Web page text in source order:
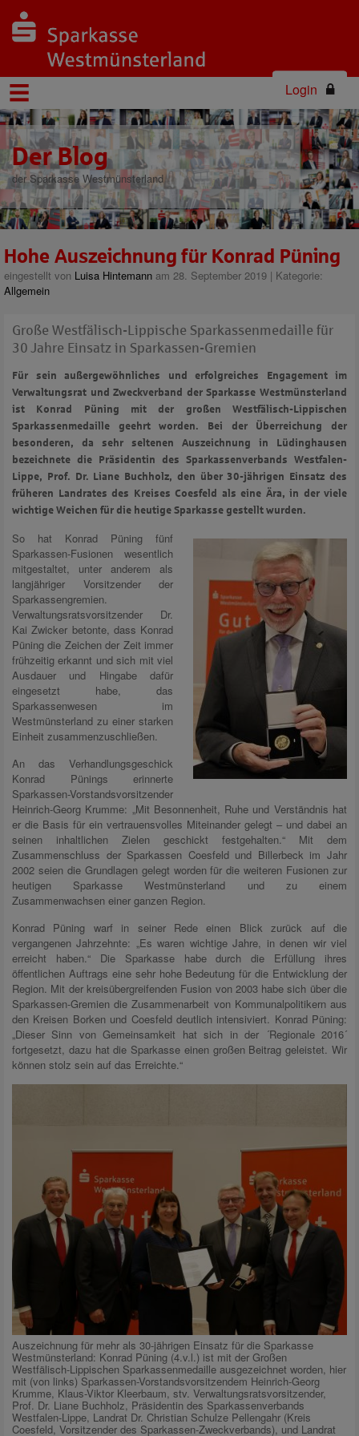
Login
Der Blog
der Sparkasse Westmünsterland
Hohe Auszeichnung für Konrad Püning
eingestellt von Luisa Hintemann am 28. September 2019 | Kategorie:
Allgemein
Große Westfälisch-Lippische Sparkassenmedaille für
30 Jahre Einsatz in Sparkassen-Gremien
Für sein außergewöhnliches und erfolgreiches Engagement im
Verwaltungsrat und Zweckverband der Sparkasse Westmünsterland
ist Konrad Püning mit der großen Westfälisch-Lippischen
Sparkassenmedaille geehrt worden. Bei der Überreichung der
besonderen, da sehr seltenen Auszeichnung in Lüdinghausen
bezeichnete die Präsidentin des Sparkassenverbands Westfalen-
Lippe, Prof. Dr. Liane Buchholz, den über 30-jährigen Einsatz des
früheren Landrates des Kreises Coesfeld als eine Ära, in der viele
wichtige Weichen für die heutige Sparkasse gestellt wurden.
So hat Konrad Püning fünf
Sparkassen-Fusionen wesentlich
mitgestaltet, unter anderem als
langjähriger Vorsitzender der
Sparkassengremien.
Verwaltungsratsvorsitzender Dr.
Kai Zwicker betonte, dass Konrad
Püning die Zeichen der Zeit immer
frühzeitig erkannt und sich mit viel
Ausdauer und Hingabe dafür
eingesetzt habe, das
Sparkassenwesen im
Westmünsterland zu einer starken
Einheit zusammenzuschließen.
An das Verhandlungsgeschick
Konrad Pünings erinnerte
Sparkassen-Vorstandsvorsitzender
Heinrich-Georg Krumme: „Mit Besonnenheit, Ruhe und Verständnis hat
er die Basis für ein vertrauensvolles Miteinander gelegt – und dabei an
seinen inhaltlichen Zielen geschickt festgehalten.“ Mit dem
Zusammenschluss der Sparkassen Coesfeld und Billerbeck im Jahr
2002 seien die Grundlagen gelegt worden für die weiteren Fusionen zur
heutigen Sparkasse Westmünsterland und zu einem
Zusammenwachsen einer ganzen Region.
Konrad Püning warf in seiner Rede einen Blick zurück auf die
vergangenen Jahrzehnte: „Es waren wichtige Jahre, in denen wir viel
erreicht haben.“ Die Sparkasse habe durch die Erfüllung ihres
öffentlichen Auftrags eine sehr hohe Bedeutung für die Entwicklung der
Region. Mit der kreisübergreifenden Fusion von 2003 habe sich über die
Sparkassen-Gremien die Zusammenarbeit von Kommunalpolitikern aus
den Kreisen Borken und Coesfeld deutlich intensiviert. Konrad Püning:
„Dieser Sinn von Gemeinsamkeit hat sich in der ´Regionale 2016´
fortgesetzt, dazu hat die Sparkasse einen großen Beitrag geleistet. Wir
können stolz sein auf das Erreichte.“
Auszeichnung für mehr als 30-jährigen Einsatz für die Sparkasse
Westmünsterland: Konrad Püning (4.v.l.) ist mit der Großen
Westfälisch-Lippischen Sparkassenmedaille ausgezeichnet worden, hier
mit (von links) Sparkassen-Vorstandsvorsitzendem Heinrich-Georg
Krumme, Klaus-Viktor Kleerbaum, stv. Verwaltungsratsvorsitzender,
Prof. Dr. Liane Buchholz, Präsidentin des Sparkassenverbands
Westfalen-Lippe, Landrat Dr. Christian Schulze Pellengahr (Kreis
Coesfeld, Vorsitzender des Sparkassen-Zweckverbands), und Landrat